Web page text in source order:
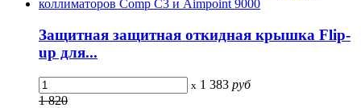
Защитная защитная откидная крышка Flip-
up для...
x 1 383 руб
1 820